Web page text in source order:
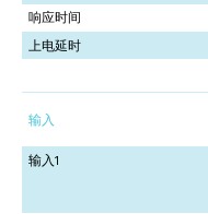
响应时间
上电延时
输入
输入1